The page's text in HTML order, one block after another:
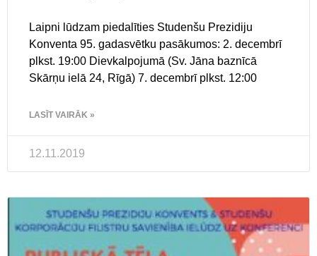
Laipni lūdzam piedalīties Studenšu Prezidiju
Konventa 95. gadasvētku pasākumos: 2. decembrī
plkst. 19:00 Dievkalpojumā (Sv. Jāna baznīcā
Skārņu ielā 24, Rīgā) 7. decembrī plkst. 12:00
LASĪT VAIRĀK »
12.11.2019